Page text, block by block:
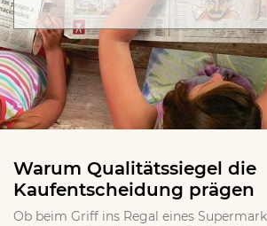
Warum Qualitätssiegel die
Kaufentscheidung prägen
Ob beim Griff ins Regal eines